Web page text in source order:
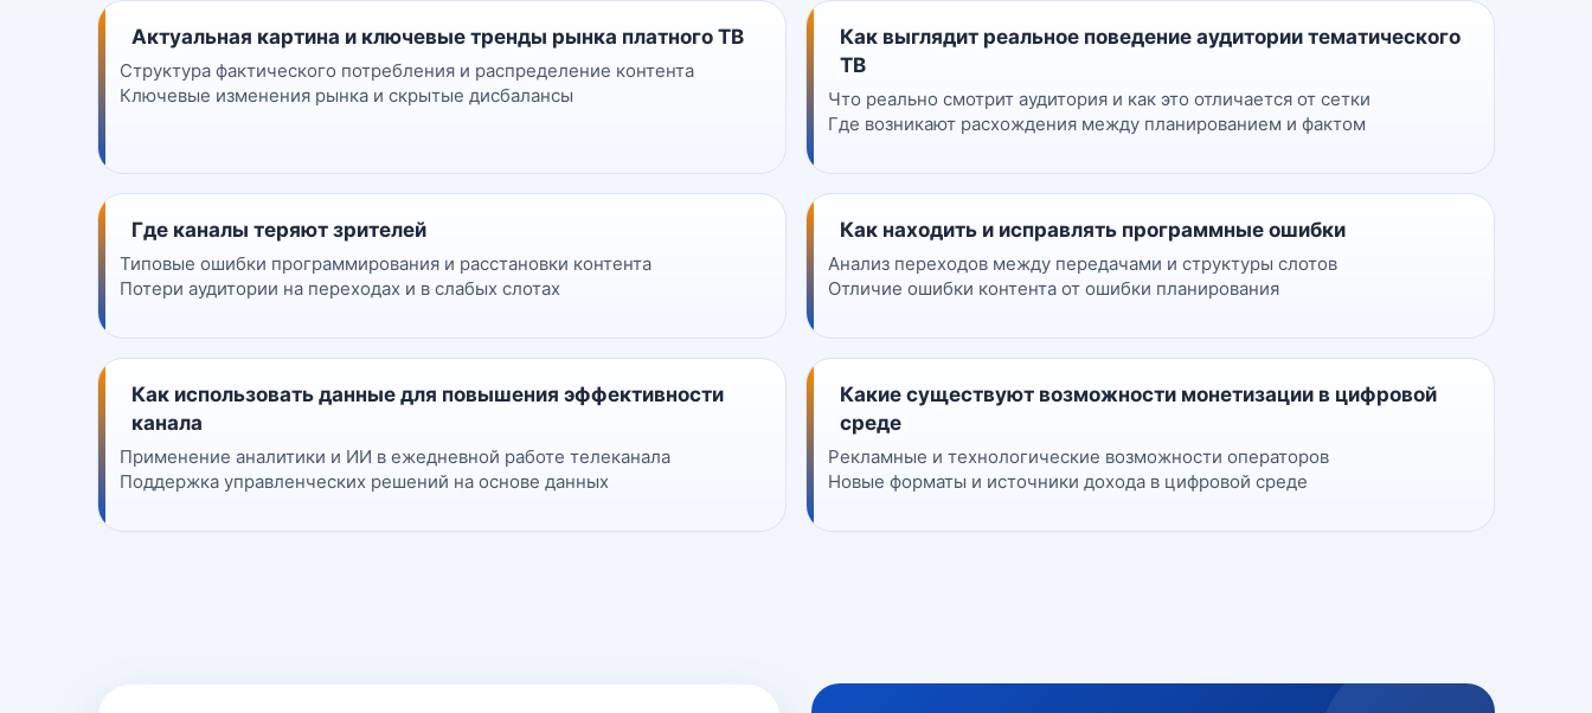
Актуальная картина и ключевые тренды рынка платного ТВ
Структура фактического потребления и распределение контента
Ключевые изменения рынка и скрытые дисбалансы
Как выглядит реальное поведение аудитории тематического
ТВ
Что реально смотрит аудитория и как это отличается от сетки
Где возникают расхождения между планированием и фактом
Где каналы теряют зрителей
Типовые ошибки программирования и расстановки контента
Потери аудитории на переходах и в слабых слотах
Как находить и исправлять программные ошибки
Анализ переходов между передачами и структуры слотов
Отличие ошибки контента от ошибки планирования
Как использовать данные для повышения эффективности
канала
Применение аналитики и ИИ в ежедневной работе телеканала
Поддержка управленческих решений на основе данных
Какие существуют возможности монетизации в цифровой
среде
Рекламные и технологические возможности операторов
Новые форматы и источники дохода в цифровой среде